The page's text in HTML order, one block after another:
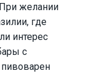
желании
где
интерес
с